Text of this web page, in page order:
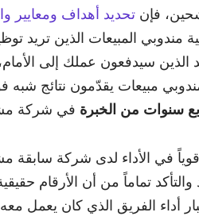
فإنتحديد أهداف ومعايير
المبيعات الذين تريد
سيدفعون عملك إلى
مبيعات يقدّمون نتائج شبه
سنوات من الخبرة
في الأداء لدى شركة سابقة
تماماً من أن الأرقام
أداء الفريق الذي كان يعمل